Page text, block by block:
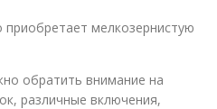
приобретает мелкозернистую
обратить внимание на
различные включения,